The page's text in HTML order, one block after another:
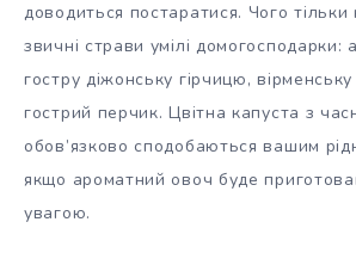
доводиться постаратися. Чого
звичні страви умілі домогосподарки:
гостру діжонську гірчицю,
гострий перчик. Цвітна капуста з
обов’язково сподобаються вашим
якщо ароматний овоч буде
увагою.